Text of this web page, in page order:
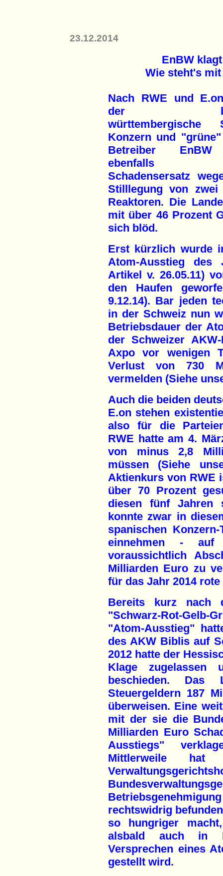
23.12.2014
EnBW
Wie steht's
Nach RWE und
der
württembergische
Konzern und
Betreiber
ebenfalls
Schadensersatz
Stilllegung von zwei
Reaktoren. Die
mit über 46 Prozent
sich blöd.
Erst kürzlich wurde
Atom-Ausstieg des
Artikel v. 26.05.11)
den Haufen
9.12.14). Bar jeden
in der Schweiz nun
Betriebsdauer der
der Schweizer
Axpo vor wenigen
Verlust von 730
vermelden (Siehe
Auch die beiden
E.on stehen
also für die
RWE hatte am 4.
von minus 2,8
müssen (Siehe
Aktienkurs von RWE
über 70 Prozent
diesen fünf Jahren
konnte zwar in
spanischen
einnehmen -
voraussichtlich
Milliarden Euro zu
für das Jahr 2014
Bereits kurz nach
"Schwarz-Rot-
"Atom-Ausstieg"
des AKW Biblis auf
2012 hatte der
Klage
beschieden. Das
Steuergeldern 187
überweisen. Eine
mit der sie die
Milliarden Euro
Ausstiegs"
Mittlerweile hat
rechtswidrig
so hungriger
alsbald auch in
Versprechen eines
gestellt wird.